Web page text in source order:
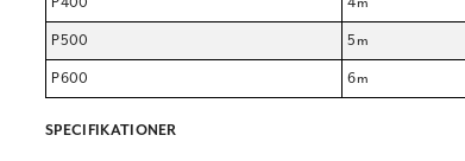
P500
5m
P600
6m
SPECIFIKATIONER